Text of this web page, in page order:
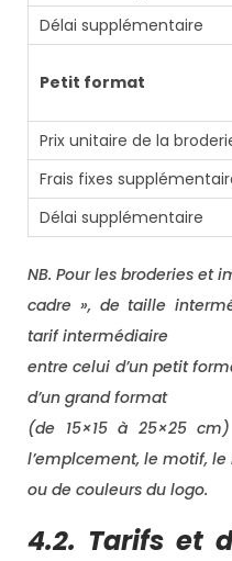
Délai supplémentaire
Petit format
Prix unitaire de la
Frais fixes
Délai supplémentaire
NB. Pour les broderies et
cadre », de taille
tarif intermédiaire
entre celui d’un petit
d’un grand format
(de 15×15 à 25×25
l’emplcement, le motif,
ou de couleurs du logo.
4.2. Tarifs et